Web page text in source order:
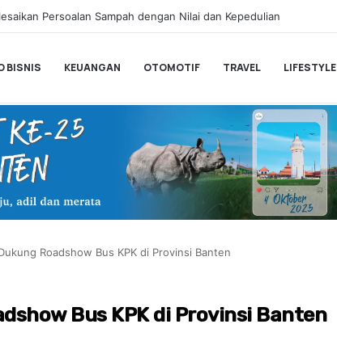
BISNIS KEUANGAN OTOMOTIF TRAVEL LIFESTYLE
Roadshow Bus KPK di Provinsi Banten
Bus KPK di Provinsi Banten